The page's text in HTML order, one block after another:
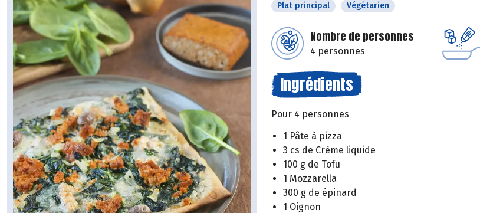
Plat principal Végétarien
Nombre de personnes
4 personnes
Ingrédients
Pour 4 personnes
1 Pâte à pizza
3 cs de Crème liquide
100 g de Tofu
1 Mozzarella
300 g de épinard
1 Oignon